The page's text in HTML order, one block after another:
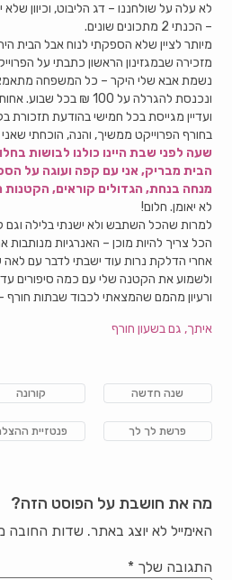
לא עלה על שולחננו – דג הליבוט, וכיוון שלא
– הכנתי 2 מתכונים שונים.
מיותר לציין שלא הספקתי לנוח אבל הבית
מזכירה שבמגזינון הראשון כתבתי על
נשמת אבא שלי היקר – כל המשפחה
ונכנסת להגרלה על 100 ₪
ועדיין מגייסת בכל חמישי בהודעת
בחורף הפרוייקט ממשיך, והנה, הוכחתי שאני
שעה לפני שבת היינו כולנו לבושות
הבית מבריק, אני עם קפה ועוגה על
מנחה בנחת, הגדולים קוראים,
לא יאומן. חלום!
למרות שהכל השתבש ולא ישנתי בלילה וגם
הכל צריך להיות מוכן – האנרגיות מנותבות
אחרי הדלקת נרות עוד ישבתי לדבר עם
ולשמוע את הקטנה שלי עם כמה סיפורים
ורעיון מהמם שהמצאתי לכבוד שבתות
איתך, גם בשעון חורף
שנה חדשה קורונה
פרשת לך לך פנטזיית
מה את חושבת על הפוסט הזה?
האימייל לא יוצג באתר. שדות החובה
התגובה שלך*